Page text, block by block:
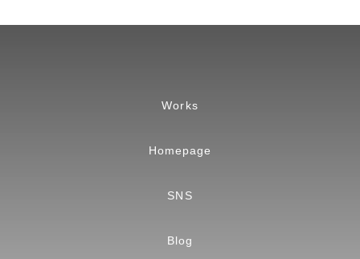
Works
Homepage
SNS
Blog